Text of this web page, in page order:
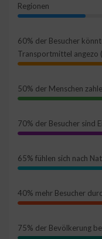
Regionen
60% der Besucher
Transportmittel angezo
50% der Menschen
70% der Besucher sind
65% fühlen sich nach
40% mehr Besucher
75% der Bevölkerung